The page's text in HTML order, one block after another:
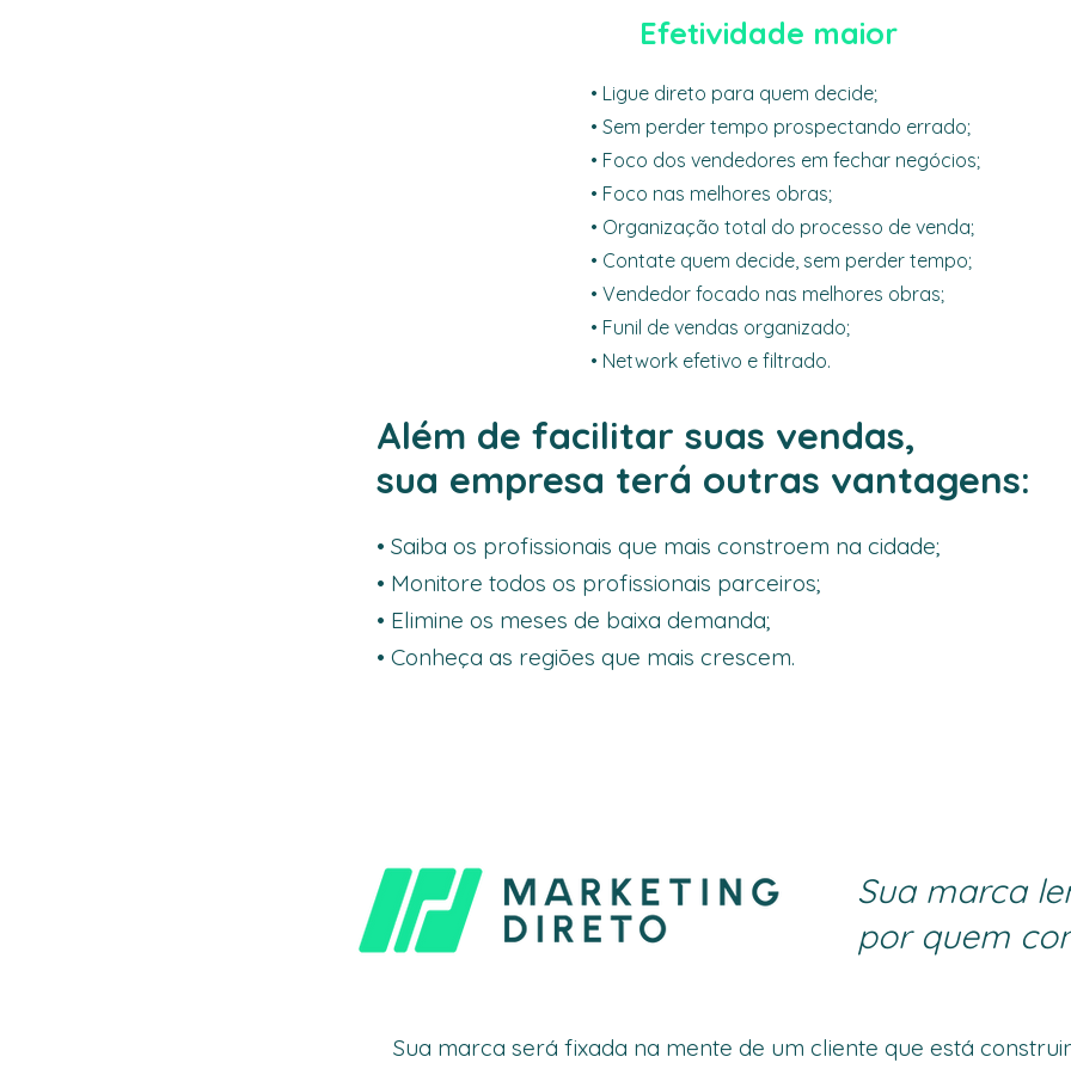
Efetividade maior
• Ligue direto para quem decide;
• Sem perder tempo prospectando errado;
• Foco dos vendedores em fechar negócios;
• Foco nas melhores obras;
• Organização total do processo de venda;
• Contate quem decide, sem perder tempo;
• Vendedor focado nas melhores obras;
• Funil de vendas organizado;
• Network efetivo e filtrado.
Além de facilitar suas vendas,
sua empresa terá outras vantagens:
• Saiba os profissionais que mais constroem na cidade;
• Monitore todos os profissionais parceiros;
• Elimine os meses de baixa demanda;
• Conheça as regiões que mais crescem.
Sua marca
por quem
Sua marca será fixada na mente de um cliente que está